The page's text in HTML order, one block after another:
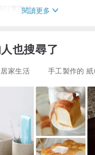
以實際裁閱讀更多
也搜尋了
居家生活 手工製作的